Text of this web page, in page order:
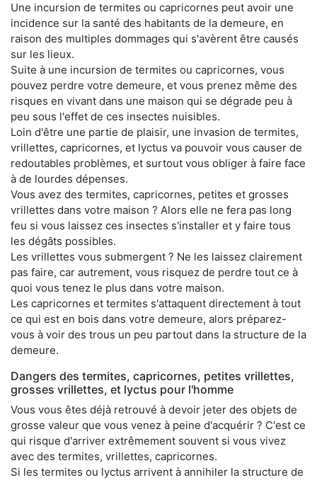
Une incursion de termites ou capricornes peut avoir une
incidence sur la santé des habitants de la demeure, en
raison des multiples dommages qui s'avèrent être causés
sur les lieux.
Suite à une incursion de termites ou capricornes, vous
pouvez perdre votre demeure, et vous prenez même des
risques en vivant dans une maison qui se dégrade peu à
peu sous l'effet de ces insectes nuisibles.
Loin d'être une partie de plaisir, une invasion de termites,
vrillettes, capricornes, et lyctus va pouvoir vous causer de
redoutables problèmes, et surtout vous obliger à faire face
à de lourdes dépenses.
Vous avez des termites, capricornes, petites et grosses
vrillettes dans votre maison ? Alors elle ne fera pas long
feu si vous laissez ces insectes s'installer et y faire tous
les dégâts possibles.
Les vrillettes vous submergent ? Ne les laissez clairement
pas faire, car autrement, vous risquez de perdre tout ce à
quoi vous tenez le plus dans votre maison.
Les capricornes et termites s'attaquent directement à tout
ce qui est en bois dans votre demeure, alors préparez-
vous à voir des trous un peu partout dans la structure de la
demeure.
Dangers des termites, capricornes, petites vrillettes,
grosses vrillettes, et lyctus pour l'homme
Vous vous êtes déjà retrouvé à devoir jeter des objets de
grosse valeur que vous venez à peine d'acquérir ? C'est ce
qui risque d'arriver extrêmement souvent si vous vivez
avec des termites, vrillettes, capricornes.
Si les termites ou lyctus arrivent à annihiler la structure de